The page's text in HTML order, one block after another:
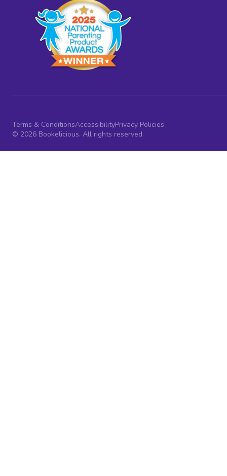
Terms & ConditionsAccessibilityPrivacy Policies
© 2026 Bookelicious. All rights reserved.